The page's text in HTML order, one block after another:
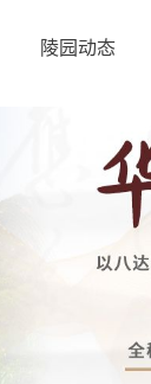
陵园动态